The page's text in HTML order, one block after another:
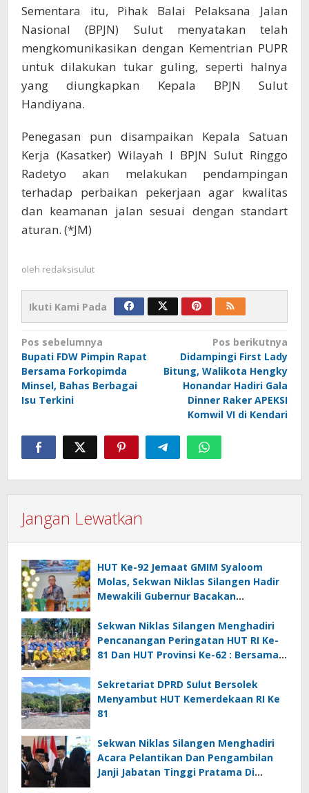
Sementara itu, Pihak Balai Pelaksana Jalan
Nasional (BPJN) Sulut menyatakan telah
mengkomunikasikan dengan Kementrian PUPR
untuk dilakukan tukar guling, seperti halnya
yang diungkapkan Kepala BPJN Sulut
Handiyana.
Penegasan pun disampaikan Kepala Satuan
Kerja (Kasatker) Wilayah I BPJN Sulut Ringgo
Radetyo akan melakukan pendampingan
terhadap perbaikan pekerjaan agar kwalitas
dan keamanan jalan sesuai dengan standart
aturan. (*JM)
oleh redaksisulut
Ikuti Kami Pada
Navigasi
pos
Pos sebelumnya
Bupati FDW Pimpin Rapat
Bersama Forkopimda
Minsel, Bahas Berbagai
Isu Terkini
Pos berikutnya
Didampingi First Lady
Bitung, Walikota Hengky
Honandar Hadiri Gala
Dinner Raker APEKSI
Komwil VI di Kendari
Jangan Lewatkan
HUT Ke-92 Jemaat GMIM Syaloom
Molas, Sekwan Niklas Silangen Hadir
Mewakili Gubernur Bacakan
Sekwan Niklas Silangen Menghadiri
Pencanangan Peringatan HUT RI Ke-
81 Dan HUT Provinsi Ke-62 : Bersama
Melawan Tim Kodam XIII Merdeka
Sekretariat DPRD Sulut Bersolek
Menyambut HUT Kemerdekaan RI Ke
81
Sekwan Niklas Silangen Menghadiri
Acara Pelantikan Dan Pengambilan
Janji Jabatan Tinggi Pratama Di